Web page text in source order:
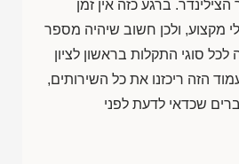
ברגע כזה אין זמן
מקצוע, ולכן חשוב שיהיה מספר
סוגי התקלות בראשון לציון
הזה ריכזנו את כל השירותים,
שכדאי לדעת לפני